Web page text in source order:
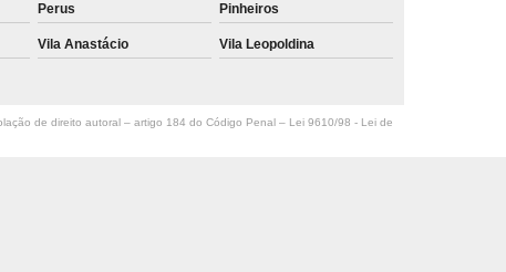
Perus Pinheiros
Vila Anastácio Vila Leopoldina
de direito autoral – artigo 184 do Código Penal – Lei 9610/98 - Lei de